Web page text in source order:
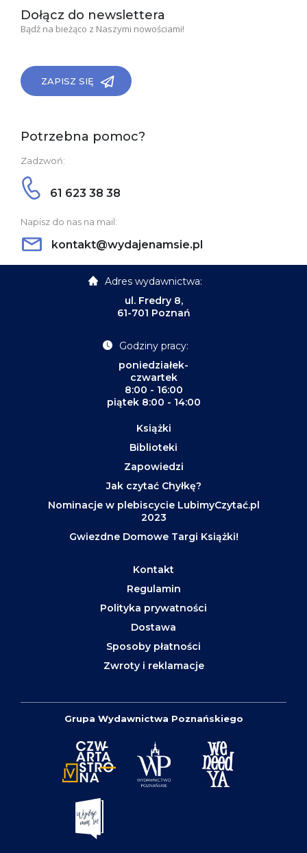
Dołącz do newslettera
Bądź na bieżąco z Naszymi nowościami!
ZAPISZ SIĘ
Potrzebna pomoc?
Zadzwoń:
61 623 38 38
Napisz do nas na mail:
kontakt@wydajenamsie.pl
Adres wydawnictwa:
ul. Fredry 8,
61-701 Poznań
Godziny pracy:
poniedziałek-
czwartek
8:00 - 16:00
piątek 8:00 - 14:00
Książki
Biblioteki
Zapowiedzi
Jak czytać Chyłkę?
Nominacje w plebiscycie LubimyCzytać.pl
2023
Gwiezdne Domowe Targi Książki!
Kontakt
Regulamin
Polityka prywatności
Dostawa
Sposoby płatności
Zwroty i reklamacje
Grupa Wydawnictwa Poznańskiego